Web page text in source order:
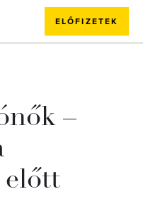
ELŐFIZETEK
–
előtt